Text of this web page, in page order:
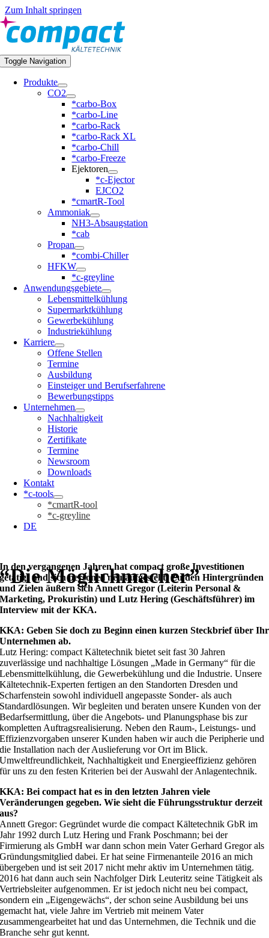
Zum Inhalt springen
Toggle Navigation
Produkte
CO2
*carbo-Box
*carbo-Line
*carbo-Rack
*carbo-Rack XL
*carbo-Chill
*carbo-Freeze
Ejektoren
*c-Ejector
EJCO2
*cmartR-Tool
Ammoniak
NH3-Absaugstation
*cab
Propan
*combi-Chiller
HFKW
*c-greyline
Anwendungsgebiete
Lebensmittelkühlung
Supermarktkühlung
Gewerbekühlung
Industriekühlung
Karriere
Offene Stellen
Termine
Ausbildung
Einsteiger und Berufserfahrene
Bewerbungstipps
Unternehmen
Nachhaltigkeit
Historie
Zertifikate
Termine
Newsroom
Downloads
Kontakt
*c-tools
*cmartR-tool
*c-greyline
DE
“Die Möglichmacher”
In den vergangenen Jahren hat compact große Investitionen
getätigt und sich personell neu aufgestellt. Zu den Hintergründen
und Zielen äußern sich Annett Gregor (Leiterin Personal &
Marketing, Prokuristin) und Lutz Hering (Geschäftsführer) im
Interview mit der KKA.
KKA: Geben Sie doch zu Beginn einen kurzen Steckbrief über Ihr
Unternehmen ab.
Lutz Hering: compact Kältetechnik bietet seit fast 30 Jahren
zuverlässige und nachhaltige Lösungen „Made in Germany“ für die
Lebensmittelkühlung, die Gewerbekühlung und die Industrie. Unsere
Kältetechnik-Experten fertigen an den Standorten Dresden und
Scharfenstein sowohl individuell angepasste Sonder- als auch
Standardlösungen. Wir begleiten und beraten unsere Kunden von der
Bedarfsermittlung, über die Angebots- und Planungsphase bis zur
kompletten Auftragsrealisierung. Neben den Raum-, Leistungs- und
Effizienzvorgaben unserer Kunden haben wir auch die Peripherie und
die Installation nach der Auslieferung vor Ort im Blick.
Umweltfreundlichkeit, Nachhaltigkeit und Energieeffizienz gehören
für uns zu den festen Kriterien bei der Auswahl der Anlagentechnik.
KKA: Bei compact hat es in den letzten Jahren viele
Veränderungen gegeben. Wie sieht die Führungsstruktur derzeit
aus?
Annett Gregor: Gegründet wurde die compact Kältetechnik GbR im
Jahr 1992 durch Lutz Hering und Frank Poschmann; bei der
Firmierung als GmbH war dann schon mein Vater Gerhard Gregor als
Gründungsmitglied dabei. Er hat seine Firmenanteile 2016 an mich
übergeben und ist seit 2017 nicht mehr aktiv im Unternehmen tätig.
2016 hat dann auch sein Nachfolger Dirk Leuteritz seine Tätigkeit als
Vertriebsleiter aufgenommen. Er ist jedoch nicht neu bei compact,
sondern ein „Eigengewächs“, der schon seine Ausbildung bei uns
gemacht hat, viele Jahre im Vertrieb mit meinem Vater
zusammengearbeitet hat und das Unternehmen, die Technik und die
Branche sehr gut kennt.